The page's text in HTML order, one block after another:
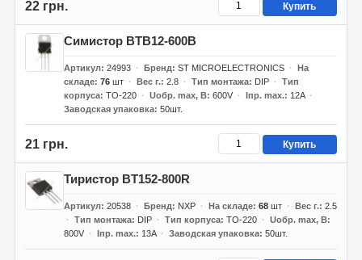
22 грн. Купить
Симистор BTB12-600B
Артикул 24993 Бренд ST MICROELECTRONICS
На
складе 76шт Вес г. 2.8 Тип монтажа DIP
Тип
корпуса TO-220 Uобр. max, В 600V Iпр. max.
12A
Заводская упаковка 50шт.
21 грн. Купить
Тиристор BT152-800R
Артикул 20538 Бренд NXP На складе 68шт Вес г. 2.5
Тип монтажа
DIP Тип корпуса TO-220
Uобр. max, В
800V
Iпр. max. 13A Заводская упаковка 50шт.